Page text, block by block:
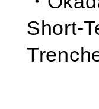
Short-